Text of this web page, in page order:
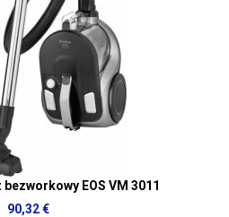
EOS VM 3011
90,32 €